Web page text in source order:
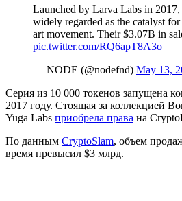
Launched by Larva Labs in
widely regarded as the catalyst
art movement. Their $3.07B in
pic.twitter.com/RQ6apT8A3o
— NODE (@nodefnd) May 13,
Серия из 10 000 токенов запущена
2017 году. Стоящая за коллекцией
Yuga Labs приобрела права на
По данным CryptoSlam, объем
время превысил $3 млрд.